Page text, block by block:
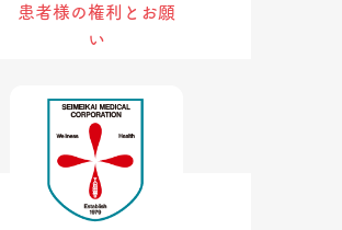
患者様の権利とお願
い